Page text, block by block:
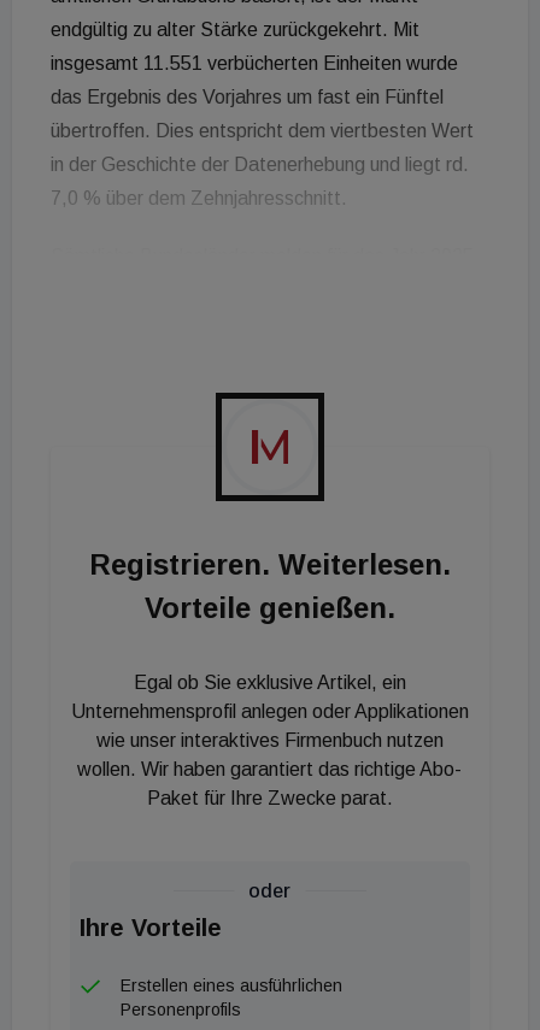
endgültig zu alter Stärke zurückgekehrt. Mit
insgesamt 11.551 verbücherten Einheiten wurde
das Ergebnis des Vorjahres um fast ein Fünftel
übertroffen. Dies entspricht dem viertbesten Wert
in der Geschichte der Datenerhebung und liegt rd.
7,0 % über dem Zehnjahresschnitt.
wichtigsten Märkte für Einfamilienhäuser
Niederösterreich legte um +19,0 % zu, die
Steiermark um +17,5 % und Oberösterreich um
Bernhard Reikersdorfer, MBA, Managing Director
von REMAX Austria, sieht die Entwicklung äußerst
unsere Erwartungen sogar übertroffen. Auch unsere
Preisprognose hat sich erneut als punktgenau
erwiesen. Dennoch weist Reikersdorfer auf
zukünftige Herausforderungen hin. Globale
was Bestandsimmobilien im Vergleich zum Neubau
zunehmend attraktiver macht."
Trotz der hohen Nachfrage blieben die
Preissprünge auf nationaler Ebene überschaubar.
Registrieren. Weiterlesen.
Vorteile genießen.
Egal ob Sie exklusive Artikel, ein
Unternehmensprofil anlegen oder Applikationen
wie unser interaktives Firmenbuch nutzen
wollen. Wir haben garantiert das richtige Abo-
Paket für Ihre Zwecke parat.
oder
Ihre Vorteile
Erstellen eines ausführlichen
Personenprofils